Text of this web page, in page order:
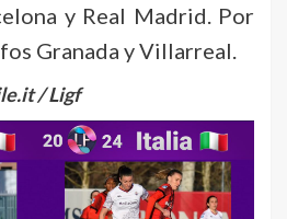
y Real Madrid. Por
Granada y Villarreal.
/ Ligf